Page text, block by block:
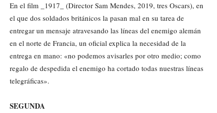
En el film _1917_ (Director Sam Mendes, 2019, tres Oscars), en
el que dos soldados británicos la pasan mal en su tarea de
entregar un mensaje atravesando las líneas del enemigo alemán
en el norte de Francia, un oficial explica la necesidad de la
entrega en mano: «no podemos avisarles por otro medio; como
regalo de despedida el enemigo ha cortado todas nuestras líneas
telegráficas».
SEGUNDA